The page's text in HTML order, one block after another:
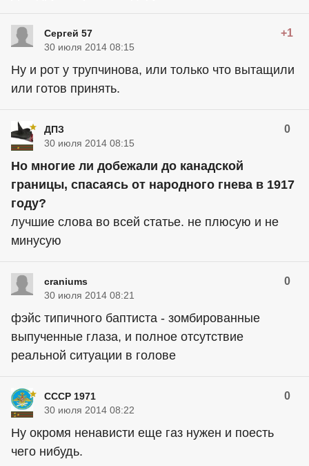
Сергей 57 +1
30 июля 2014 08:15
Ну и рот у трупчинова, или только что вытащили
или готов принять.
ДПЗ 0
30 июля 2014 08:15
Но многие ли добежали до канадской
границы, спасаясь от народного гнева в 1917
году?
лучшие слова во всей статье. не плюсую и не
минусую
craniums 0
30 июля 2014 08:21
фэйс типичного баптиста - зомбированные
выпученные глаза, и полное отсутствие
реальной ситуации в голове
СССР 1971 0
30 июля 2014 08:22
Ну окромя ненависти еще газ нужен и поесть
чего нибудь.